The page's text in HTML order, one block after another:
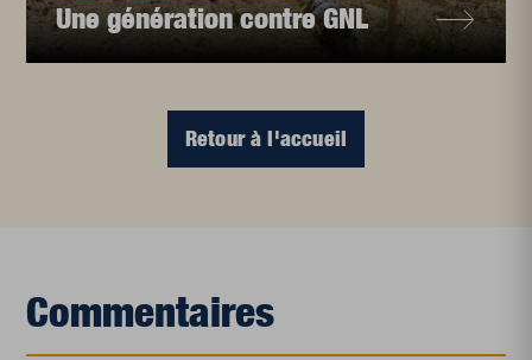
Une génération contre GNL
Retour à l'accueil
Commentaires